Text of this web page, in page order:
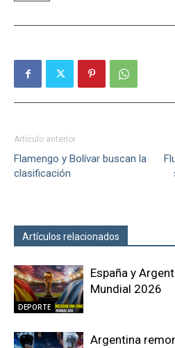
Artículo anterior
Flamengo y Bolívar buscan la
clasificación
Artículos relacionados
DEPORTE
España y
Mundial 2026
Argentina